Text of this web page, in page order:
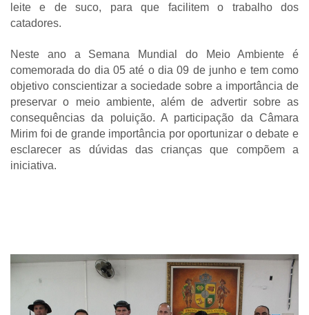
leite e de suco, para que facilitem o trabalho dos
catadores.
Neste ano a Semana Mundial do Meio Ambiente é
comemorada do dia 05 até o dia 09 de junho e tem como
objetivo conscientizar a sociedade sobre a importância de
preservar o meio ambiente, além de advertir sobre as
consequências da poluição. A participação da Câmara
Mirim foi de grande importância por oportunizar o debate e
esclarecer as dúvidas das crianças que compõem a
iniciativa.